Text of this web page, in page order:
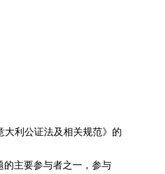
利公证法及相关规范》的
主要参与者之一，参与